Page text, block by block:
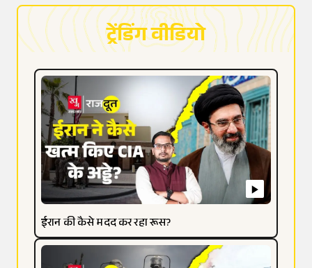
ट्रेंडिंग वीडियो
ईरान की कैसे मदद कर रहा रूस?